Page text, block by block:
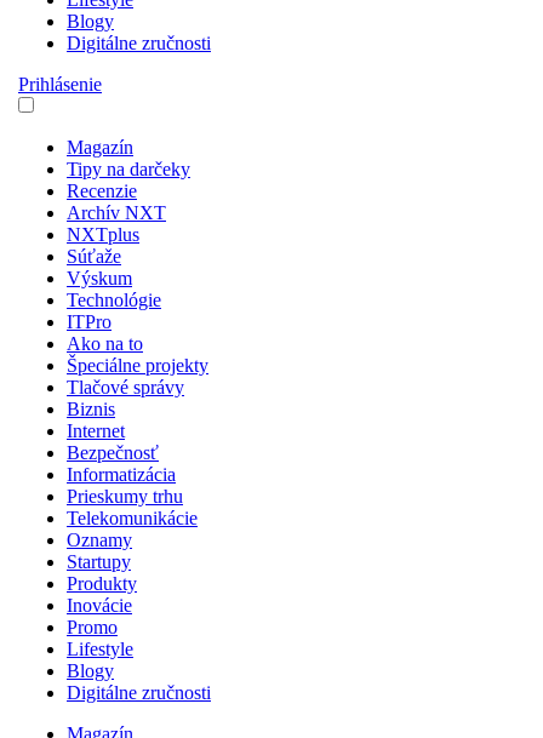
Blogy
Digitálne zručnosti
Prihlásenie
Magazín
Tipy na darčeky
Recenzie
Archív NXT
NXTplus
Súťaže
Výskum
Technológie
ITPro
Ako na to
Špeciálne projekty
Tlačové správy
Biznis
Internet
Bezpečnosť
Informatizácia
Prieskumy trhu
Telekomunikácie
Oznamy
Startupy
Produkty
Inovácie
Promo
Lifestyle
Blogy
Digitálne zručnosti
Magazín